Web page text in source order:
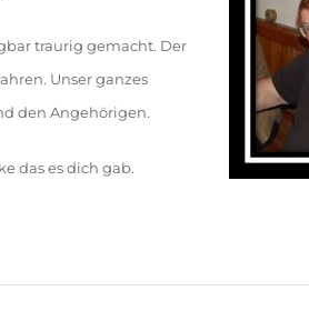
traurig gemacht. Der
Unser ganzes
den Angehörigen.
das es dich gab.